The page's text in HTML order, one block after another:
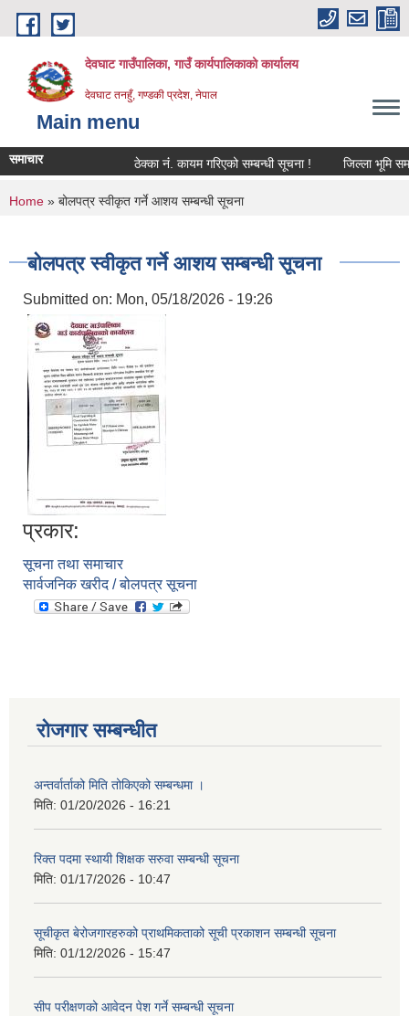
Skip to main content
देवघाट गाउँपालिका, गाउँ कार्यपालिकाको कार्यालय
देवघाट तनहुँ, गण्डकी प्रदेश, नेपाल
Main menu
समाचार ठेक्का नंं. कायम गरिएको सम्बन्धी सूचना ! जिल्ला भूमि
You are here
Home » बोलपत्र स्वीकृत गर्ने आशय सम्बन्धी सूचना
बोलपत्र स्वीकृत गर्ने आशय सम्बन्धी सूचना
Submitted on: Mon, 05/18/2026 - 19:26
प्रकार:
सूचना तथा समाचार
सार्वजनिक खरीद / बोलपत्र सूचना
रोजगार सम्बन्धीत
अन्तर्वार्ताको मिति तोकिएको सम्बन्धमा ।
मिति: 01/20/2026 - 16:21
रिक्त पदमा स्थायी शिक्षक सरुवा सम्बन्धी सूचना
मिति: 01/17/2026 - 10:47
सूचीकृत बेरोजगारहरुको प्राथमिकताको सूची प्रकाशन सम्बन्धी सूचना
मिति: 01/12/2026 - 15:47
सीप परीक्षणको आवेदन पेश गर्ने सम्बन्धी सूचना